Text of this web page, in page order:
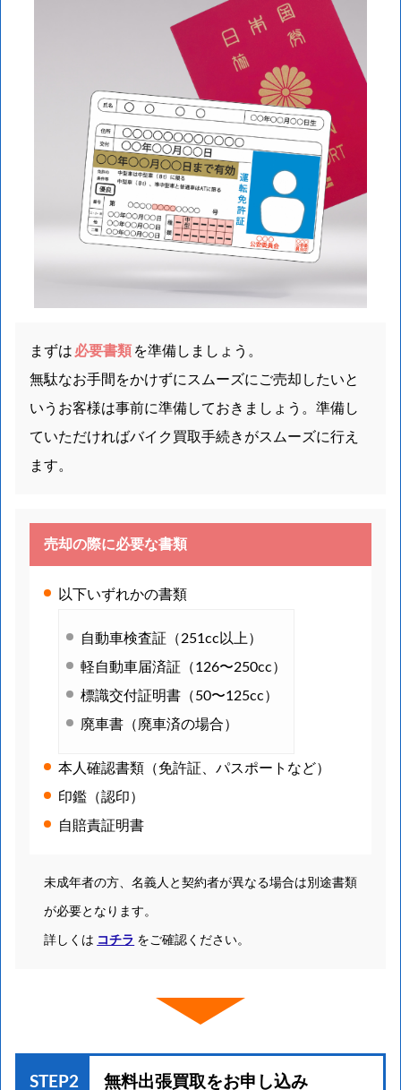
まずは 必要書類 を準備しましょう。
無駄なお手間をかけずにスムーズにご売却したいと
いうお客様は事前に準備しておきましょう。準備し
ていただければバイク買取手続きがスムーズに行え
ます。
売却の際に必要な書類
以下いずれかの書類
自動車検査証（251cc以上）
軽自動車届済証（126〜250cc）
標識交付証明書（50〜125cc）
廃車書（廃車済の場合）
本人確認書類（免許証、パスポートなど）
印鑑（認印）
自賠責証明書
未成年者の方、名義人と契約者が異なる場合は別途書類
が必要となります。
詳しくは コチラ をご確認ください。
STEP2 無料出張買取をお申し込み